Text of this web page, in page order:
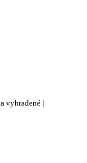
vyhradené |